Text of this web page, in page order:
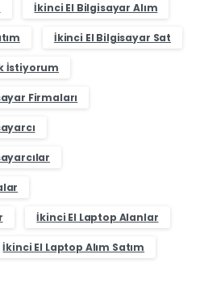
İkinci El Bilgisayar Alım
İkinci El Bilgisayar Sat
İstiyorum
Firmaları
İkinci El Laptop Alanlar
İkinci El Laptop Alım Satım